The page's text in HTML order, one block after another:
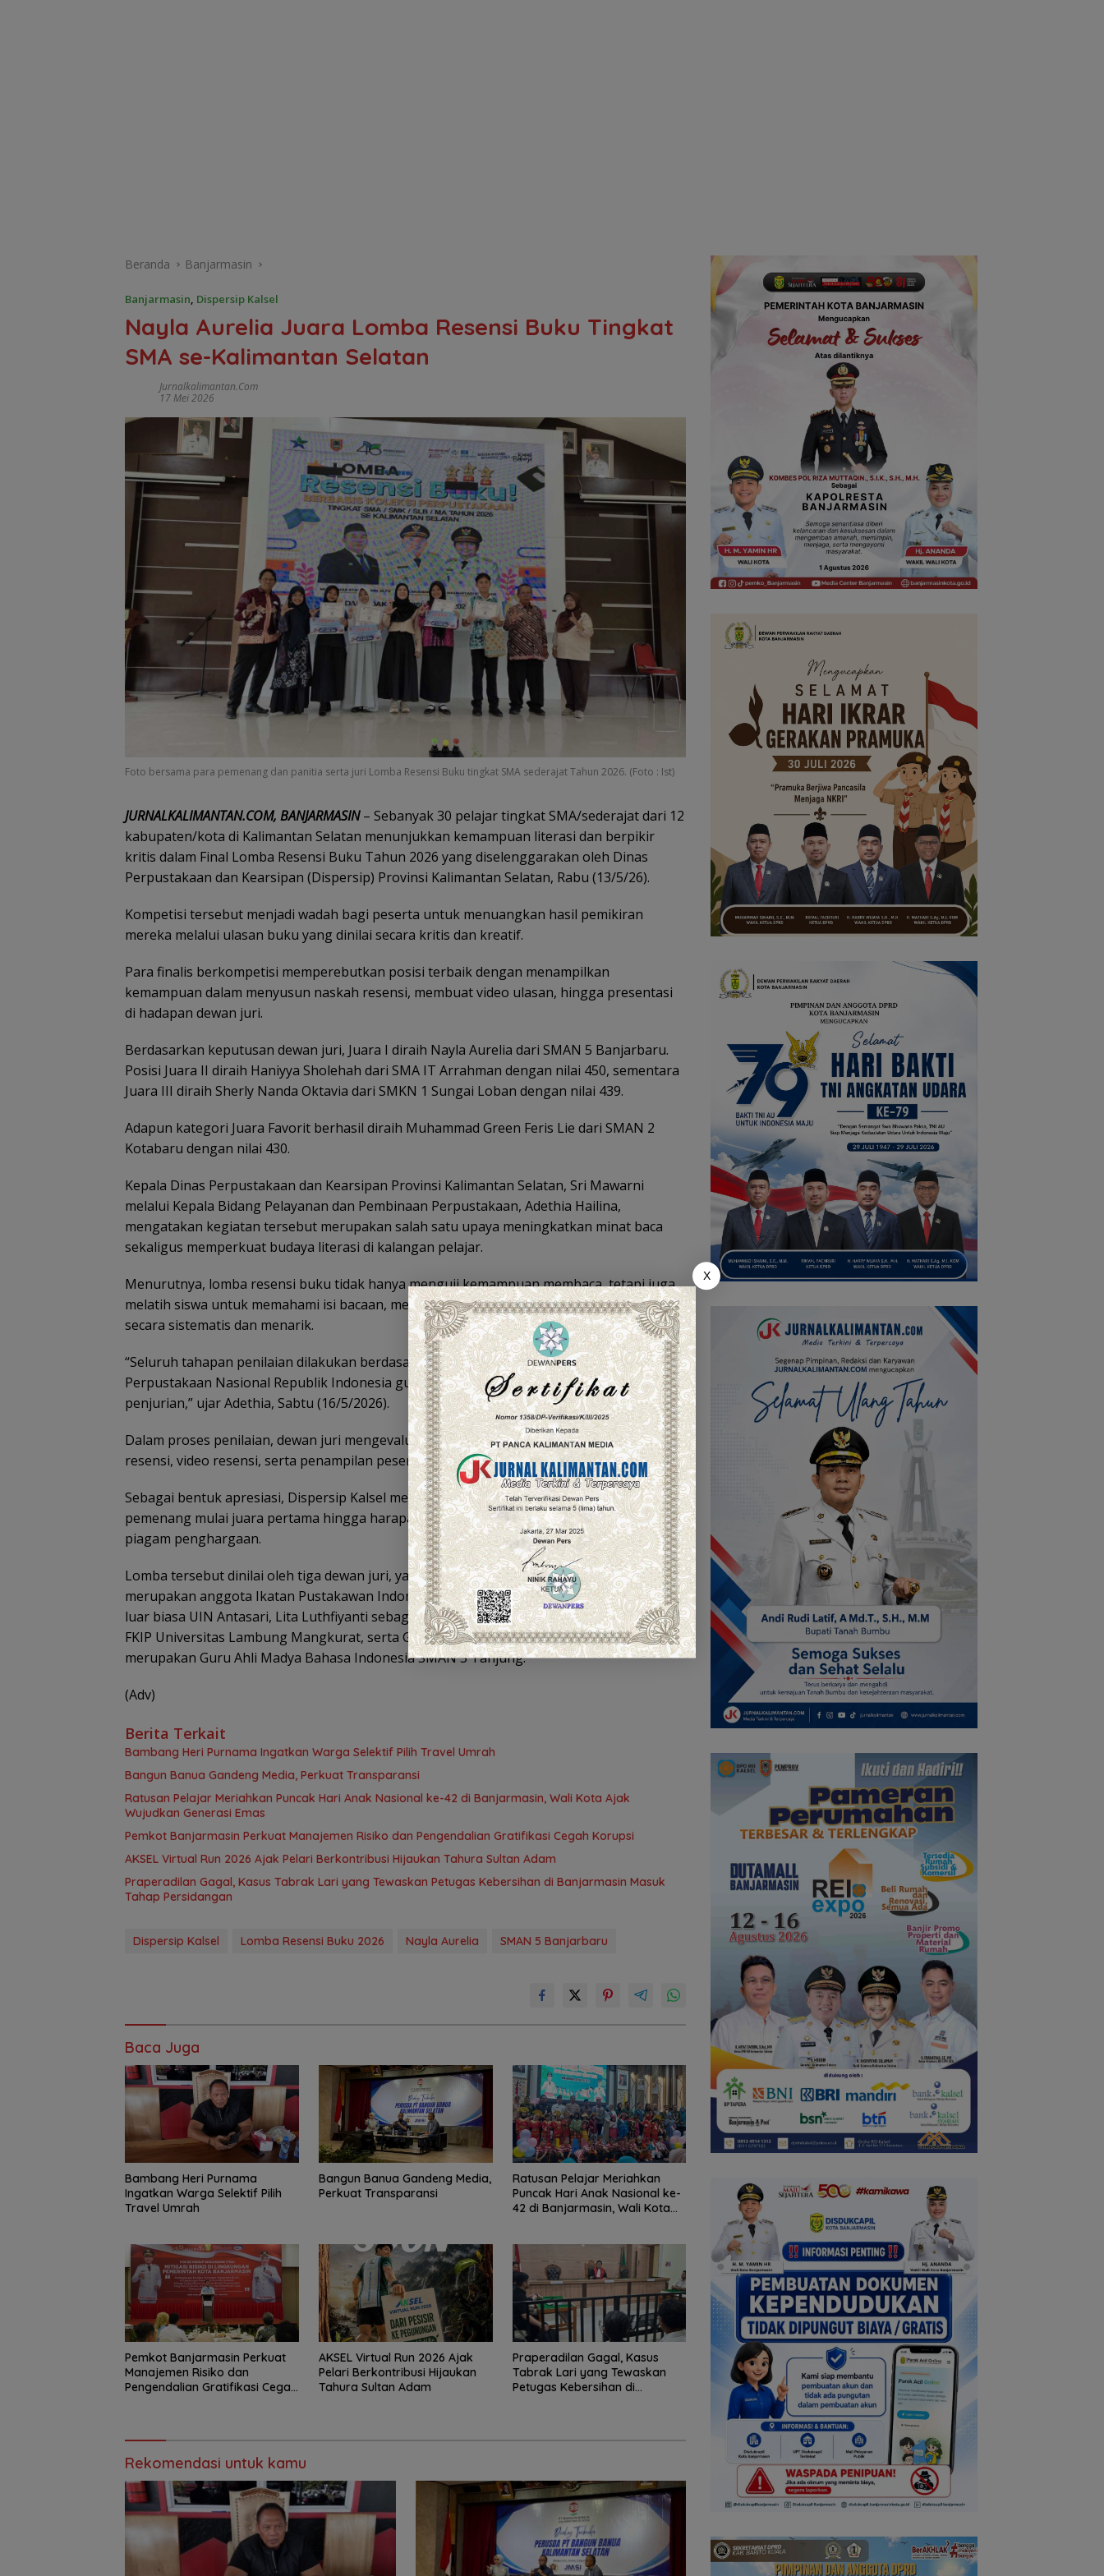
Beranda Banjarmasin
Banjarmasin, Dispersip Kalsel
Nayla Aurelia Juara Lomba Resensi Buku Tingkat
SMA se-Kalimantan Selatan
Jurnalkalimantan.com
17 Mei 2026
Foto bersama para pemenang dan panitia serta juri Lomba Resensi Buku tingkat SMA sederajat Tahun 2026. (Foto : Ist)
JURNALKALIMANTAN.COM, BANJARMASIN– Sebanyak 30 pelajar tingkat SMA/sederajat dari 12
kabupaten/kota di Kalimantan Selatan menunjukkan kemampuan literasi dan berpikir
kritis dalam Final Lomba Resensi Buku Tahun 2026 yang diselenggarakan oleh Dinas
Perpustakaan dan Kearsipan (Dispersip) Provinsi Kalimantan Selatan, Rabu (13/5/26).
Kompetisi tersebut menjadi wadah bagi peserta untuk menuangkan hasil pemikiran
mereka melalui ulasan buku yang dinilai secara kritis dan kreatif.
Para finalis berkompetisi memperebutkan posisi terbaik dengan menampilkan
kemampuan dalam menyusun naskah resensi, membuat video ulasan, hingga presentasi
di hadapan dewan juri.
Berdasarkan keputusan dewan juri, Juara I diraih Nayla Aurelia dari SMAN 5 Banjarbaru.
Posisi Juara II diraih Haniyya Sholehah dari SMA IT Arrahman dengan nilai 450, sementara
Juara III diraih Sherly Nanda Oktavia dari SMKN 1 Sungai Loban dengan nilai 439.
Adapun kategori Juara Favorit berhasil diraih Muhammad Green Feris Lie dari SMAN 2
Kotabaru dengan nilai 430.
Kepala Dinas Perpustakaan dan Kearsipan Provinsi Kalimantan Selatan, Sri Mawarni
melalui Kepala Bidang Pelayanan dan Pembinaan Perpustakaan, Adethia Hailina,
mengatakan kegiatan tersebut merupakan salah satu upaya meningkatkan minat baca
sekaligus memperkuat budaya literasi di kalangan pelajar.
Menurutnya, lomba resensi buku tidak hanya menguji kemampuan membaca, tetapi juga
melatih siswa untuk memahami isi bacaan, menganalisis, serta menyampaikan gagasan
secara sistematis dan menarik.
“Seluruh tahapan penilaian dilakukan berdasarkan petunjuk teknis yang disusun oleh
Perpustakaan Nasional Republik Indonesia guna menjamin objektivitas dan kualitas hasil
penjurian,” ujar Adethia, Sabtu (16/5/2026).
Dalam proses penilaian, dewan juri mengevaluasi tiga aspek utama, yakni kualitas naskah
resensi, video resensi, serta penampilan peserta saat menyampaikan hasil ulasan buku.
Sebagai bentuk apresiasi, Dispersip Kalsel memberikan penghargaan kepada para
pemenang mulai juara pertama hingga harapan III berupa uang pembinaan, trofi, dan
piagam penghargaan.
Lomba tersebut dinilai oleh tiga dewan juri, yakni Muhammad selaku Ketua yang
merupakan anggota Ikatan Pustakawan Indonesia Kalimantan Selatan sekaligus dosen
luar biasa UIN Antasari, Lita Luthfiyanti sebagai Sekretaris yang merupakan dosen JPBSI
FKIP Universitas Lambung Mangkurat, serta Gusti Indra Setyawan sebagai anggota yang
merupakan Guru Ahli Madya Bahasa Indonesia SMAN 3 Tanjung.
(Adv)
Berita Terkait
Bambang Heri Purnama Ingatkan Warga Selektif Pilih Travel Umrah
Bangun Banua Gandeng Media, Perkuat Transparansi
Ratusan Pelajar Meriahkan Puncak Hari Anak Nasional ke-42 di Banjarmasin, Wali Kota Ajak
Wujudkan Generasi Emas
Pemkot Banjarmasin Perkuat Manajemen Risiko dan Pengendalian Gratifikasi Cegah Korupsi
AKSEL Virtual Run 2026 Ajak Pelari Berkontribusi Hijaukan Tahura Sultan Adam
Praperadilan Gagal, Kasus Tabrak Lari yang Tewaskan Petugas Kebersihan di Banjarmasin Masuk
Tahap Persidangan
Dispersip Kalsel Lomba Resensi Buku 2026 Nayla Aurelia SMAN 5 Banjarbaru
Baca Juga
Bambang Heri Purnama
Ingatkan Warga Selektif Pilih
Travel Umrah
Bangun Banua Gandeng Media,
Perkuat Transparansi
Ratusan Pelajar Meriahkan
Puncak Hari Anak Nasional ke-
42 di Banjarmasin, Wali Kota
Pemkot Banjarmasin Perkuat
Manajemen Risiko dan
Pengendalian Gratifikasi Cegah
AKSEL Virtual Run 2026 Ajak
Pelari Berkontribusi Hijaukan
Tahura Sultan Adam
Praperadilan Gagal, Kasus
Tabrak Lari yang Tewaskan
Petugas Kebersihan di
Rekomendasi untuk kamu
X